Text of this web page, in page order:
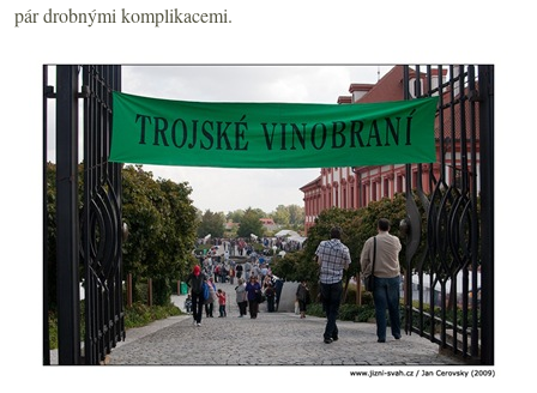
pár drobnými komplikacemi.